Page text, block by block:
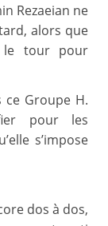
Rezaeian ne
alors que
le tour pour
Groupe H.
pour les
s’impose
dos à dos,